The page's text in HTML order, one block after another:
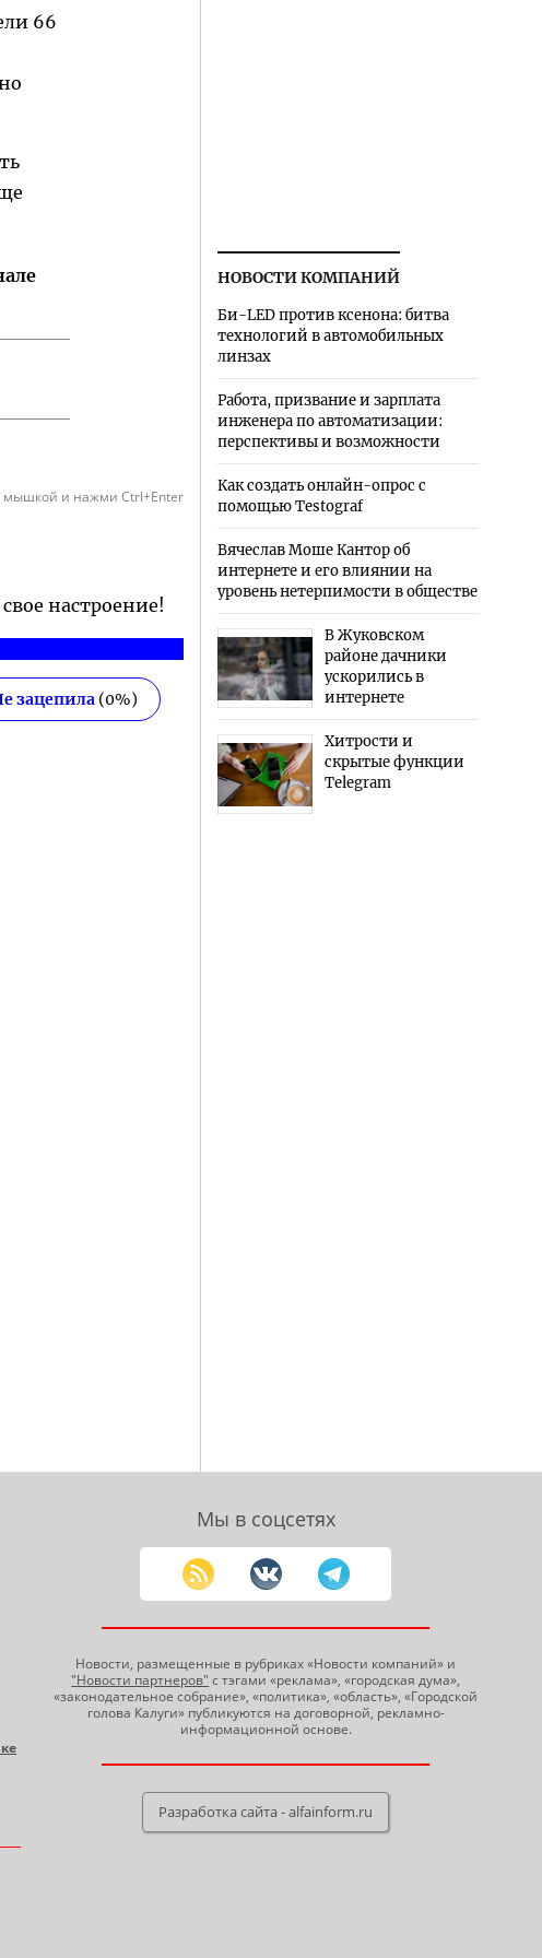
66
мышкой и нажми Ctrl+Enter
настроение!
зацепила (0%)
НОВОСТИ КОМПАНИЙ
Би-LED против ксенона: битва
технологий в автомобильных
линзах
Работа, призвание и зарплата
инженера по автоматизации:
перспективы и возможности
Как создать онлайн-опрос с
помощью Testograf
Вячеслав Моше Кантор об
интернете и его влиянии на
уровень нетерпимости в обществе
В Жуковском
районе дачники
ускорились в
интернете
Хитрости и
скрытые функции
Telegram
Мы в соцсетях
Новости, размещенные в рубриках «Новости компаний» и
"Новости партнеров" с тэгами «реклама», «городская дума»,
«законодательное собрание», «политика», «область», «Городской
голова Калуги» публикуются на договорной, рекламно-
информационной основе.
Разработка сайта - alfainform.ru